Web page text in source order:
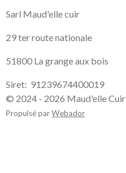
Sarl Maud'elle cuir
29 ter route nationale
51800 La grange aux bois
Siret: 91239674400019
© 2024 - 2026 Maud'elle Cuir
Propulsé parWebador